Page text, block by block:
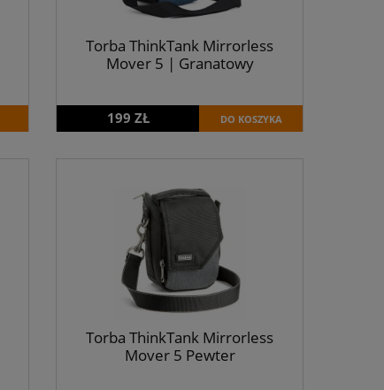
Torba ThinkTank Mirrorless
Mover 5 | Granatowy
199 ZŁ DO KOSZYKA
Torba ThinkTank Mirrorless
Mover 5 Pewter